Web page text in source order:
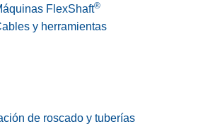
FlexShaft®
y herramientas
de roscado y tuberías